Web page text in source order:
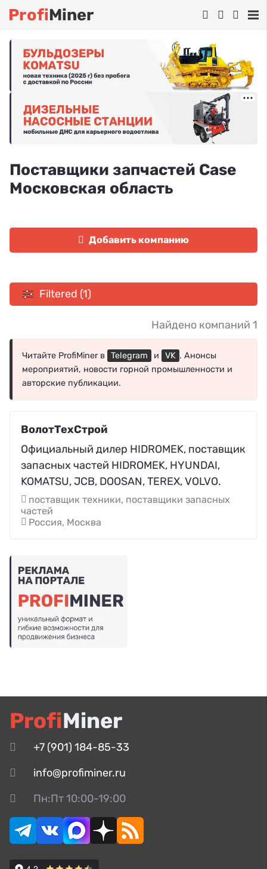
ProfiMiner
Поставщики запчастей Case
Московская область
Добавить компанию
Filtered (1)
Найдено компаний 1
Читайте ProfiMiner в Telegram и VK . Анонсы
мероприятий, новости горной промышленности и
авторские публикации.
ВолотТехСтрой
Официальный дилер HIDROMEK, поставщик
запасных частей HIDROMEK, HYUNDAI,
KOMATSU, JCB, DOOSAN, TEREX, VOLVO.
поставщик техники, поставщики запасных
частей
Россия, Москва
ProfiMiner
+7 (901) 184-85-33
info@profiminer.ru
Пн:Пт 10:00-19:00